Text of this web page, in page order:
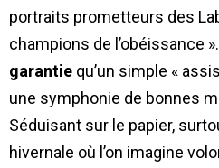
portraits prometteurs des
champions de l’obéissance
garantie qu’un simple «
une symphonie de bonnes
Séduisant sur le papier,
hivernale où l’on imagine